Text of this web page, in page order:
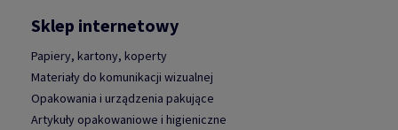
Sklep internetowy
Papiery, kartony, koperty
Materiały do komunikacji wizualnej
Opakowania i urządzenia pakujące
Artykuły opakowaniowe i higieniczne